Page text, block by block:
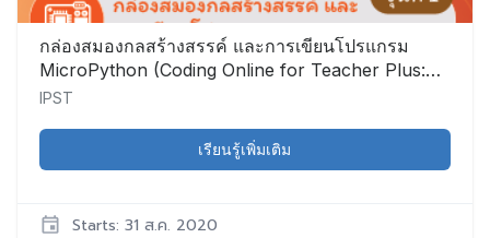
กล่องสมองกลสร้างสรรค์ และการเขียนโปรแกรม
MicroPython (Coding Online for Teacher Plus:
C4T Plus-MicroPython)
IPST
เรียนรู้เพิ่มเติม
Starts: 31 ส.ค. 2020